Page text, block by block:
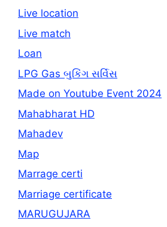
Live location
Live match
Loan
LPG Gas બુકિંગ સર્વિસ
Made on Youtube Event 2024
Mahabharat HD
Mahadev
Map
Marrage certi
Marriage certificate
MARUGUJARA